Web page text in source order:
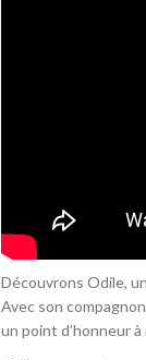
Découvrons Odile,
Avec son
un point d’honneur